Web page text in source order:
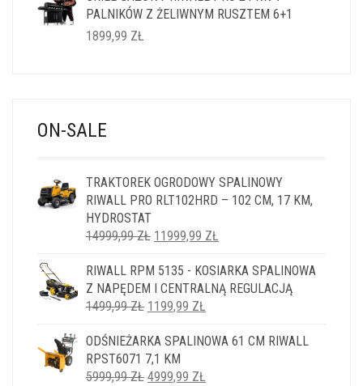
PALNIKÓW Z ŻELIWNYM RUSZTEM 6+1
1899,99 ZŁ
ON-SALE
TRAKTOREK OGRODOWY SPALINOWY
RIWALL PRO RLT102HRD – 102 CM, 17 KM,
HYDROSTAT
14999,99ZŁ PIERWOTNA
WYNOSIŁA:
14999,99 ZŁ.
11999,99 ZŁ
WYNOSI:
11999,99 ZŁ.
RIWALL RPM 5135 - KOSIARKA SPALINOWA
Z NAPĘDEM I CENTRALNĄ REGULACJĄ
1499,99ZŁ PIERWOTNA
WYNOSIŁA:
1499,99 ZŁ.
1199,99 ZŁ
WYNOSI:
ODŚNIEŻARKA SPALINOWA 61 CM RIWALL
RPST6071 7,1 KM
5999,99ZŁ PIERWOTNA
4999,99 ZŁ